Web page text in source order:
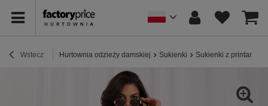
Wstecz Hurtownia odzieży damskiej Sukienki Sukienki z printami